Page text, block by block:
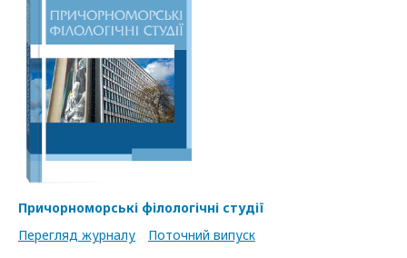
Причорноморські філологічні студії
Перегляд журналу
Поточний випуск